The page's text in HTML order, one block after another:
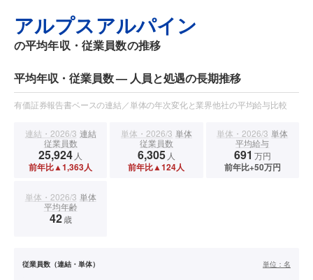
アルプスアルパイン
の平均年収・従業員数の推移
平均年収・従業員数 — 人員と処遇の長期推移
有価証券報告書ベースの連結／単体の年次変化と業界他社の平均給与比較
連結・2026/3 連結
従業員数
25,924 人
前年比▲1,363人
単体・2026/3 単体
従業員数
6,305 人
前年比▲124人
単体・2026/3 単体
平均給与
691 万円
前年比+50万円
単体・2026/3 単体
平均年齢
42歳
従業員数（連結・単体） 単位： 名